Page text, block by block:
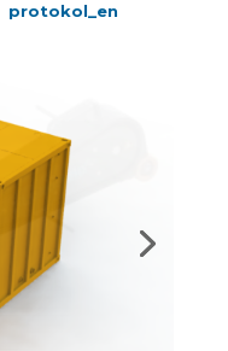
protokol_en